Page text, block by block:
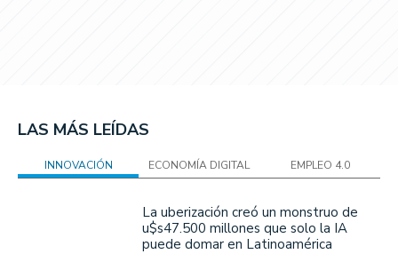
LAS MÁS LEÍDAS
INNOVACIÓN ECONOMÍA DIGITAL EMPLEO 4.0
La uberización creó un monstruo de
u$s47.500 millones que solo la IA
puede domar en Latinoamérica